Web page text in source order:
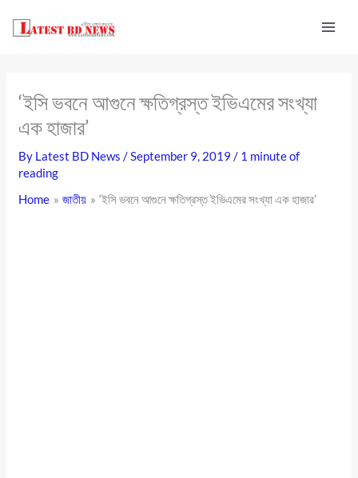
‘ইসি ভবনে আগুনে ক্ষতিগ্রস্ত ইভিএমের সংখ্যা
এক হাজার’
By Latest BD News/September 9, 2019/ 1 minute of
reading
Home
জাতীয় ‘ইসি ভবনে আগুনে ক্ষতিগ্রস্ত ইভিএমের সংখ্যা এক হাজার’